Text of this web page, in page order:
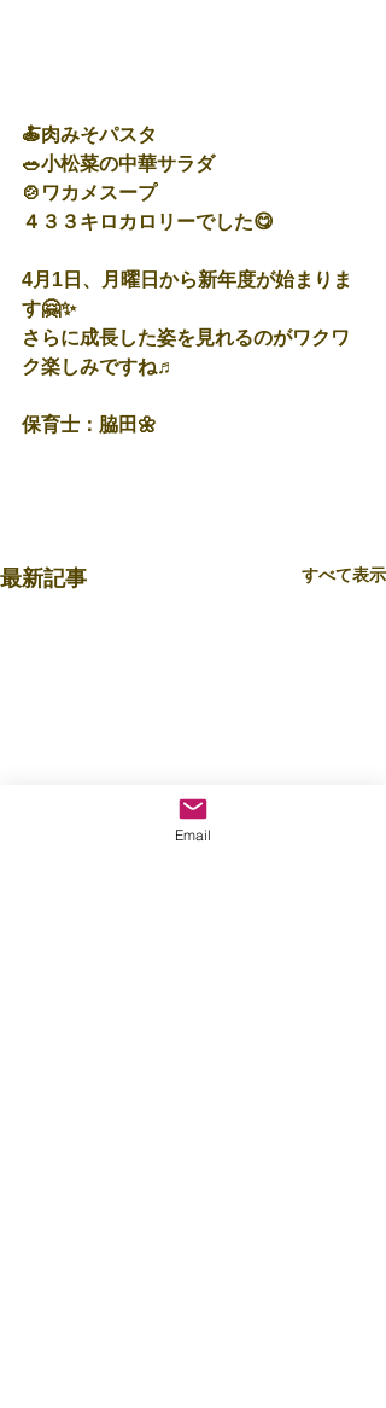
🍝肉みそパスタ
🥗小松菜の中華サラダ
🍲ワカメスープ
４３３キロカロリーでした😋
4月1日、月曜日から新年度が始まりま
す🤗✨
さらに成長した姿を見れるのがワクワ
ク楽しみですね♬
保育士：脇田🌼
最新記事 すべて表示
Email